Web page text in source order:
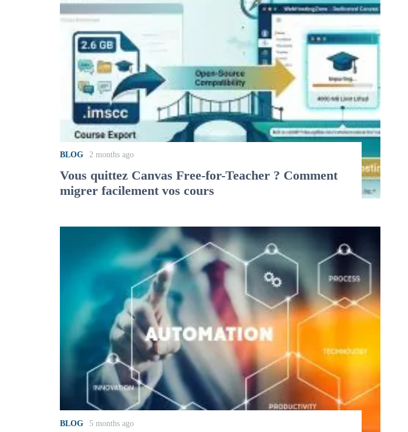
BLOG 2 months ago
Vous quittez Canvas Free-for-Teacher ? Comment
migrer facilement vos cours
BLOG 5 months ago